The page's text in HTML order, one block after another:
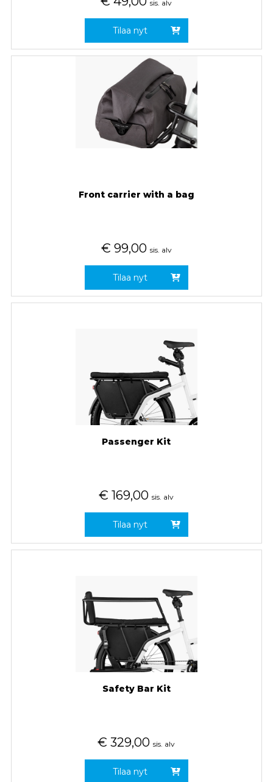
sis. alv
Tilaa nyt
Front carrier with a bag
€ 99,00 sis. alv
Tilaa nyt
Passenger Kit
€ 169,00 sis. alv
Tilaa nyt
Safety Bar Kit
€ 329,00 sis. alv
Tilaa nyt